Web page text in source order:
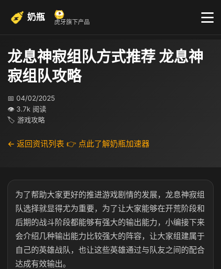
奶瓶 虎牙旗下产品
龙息神寂组队方式推荐 龙息神
寂组队攻略
📅 04/02/2025
👁 3.7k 阅读
🏷 游戏攻略
← 返回资讯列表 👉 点此了解奶瓶加速器
为了帮助大家更好的推进游戏剧情的发展，龙息神寂组
队选择就显得尤为重要，为了让大家能够在开荒阶段和
后期的战斗阶段都能够有强大的输出能力，小编接下来
会介绍几种输出能力比较强大的阵容，让大家组建属于
自己的英雄战队，也让这些英雄通过与队友之间的配合
达成有效输出。